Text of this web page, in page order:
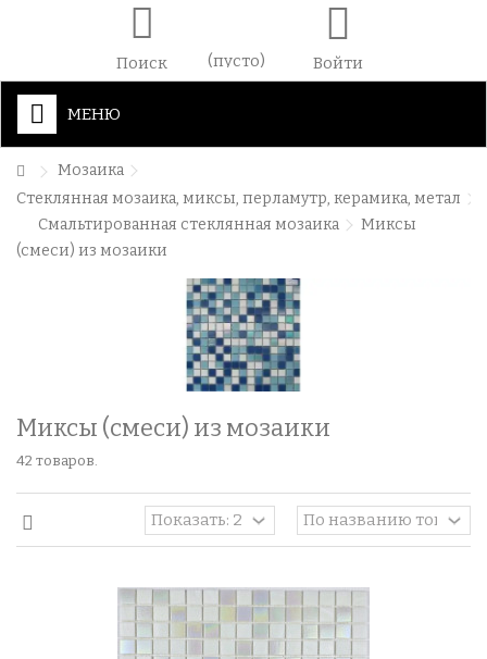
Поиск (пусто) Войти
МЕНЮ
Мозаика
Стеклянная мозаика, миксы, перламутр, керамика, метал
Смальтированная стеклянная мозаика
Миксы
(смеси) из мозаики
Миксы (смеси) из мозаики
42 товаров.